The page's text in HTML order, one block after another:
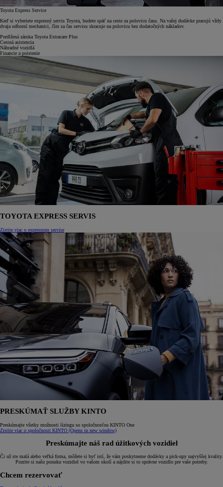
Toyota Express Service
Keď si vyberiete expresný servis Toyota, budete späť na ceste za polovicu času. Na vašej dodávke pracujú vždy
dvaja odborní mechanici, čím sa čas servisu skracuje na polovicu bez dodatočných nákladov.
Predlžená záruka Toyota Extracare Plus
Cestná asistencia
Náhradné vozidlá
Financie a poistenie
TOYOTA EXPRESS SERVIS
Zistite viac o expresnom servise
PRESKÚMAŤ SLUŽBY KINTO
Preskúmajte všetky možnosti lízingu so spoločnosťou KINTO One
Zistite viac o spoločnosti KINTO (Opens in new window)
Preskúmajte náš rad úžitkových vozidiel
Či už ste malá alebo veľká firma, môžete si byť istí, že vám poskytneme dodávky a pick-upy najvyššej kvality.
Pozrite si našu ponuku vozidiel vo vašom okolí a nájdite si to správne vozidlo pre vaše potreby.
Chcem rezervovať